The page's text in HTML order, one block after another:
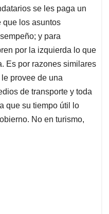
se les paga un
que los asuntos
y para
por la izquierda lo que
Es por razones similares
provee de una
de transporte y toda
que su tiempo útil lo
No en turismo,